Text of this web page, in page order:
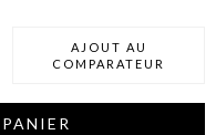
AJOUT AU
COMPARATEUR